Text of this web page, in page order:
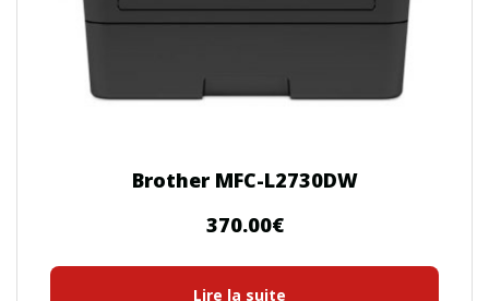
Brother MFC-L2730DW
370.00€
Lire la suite